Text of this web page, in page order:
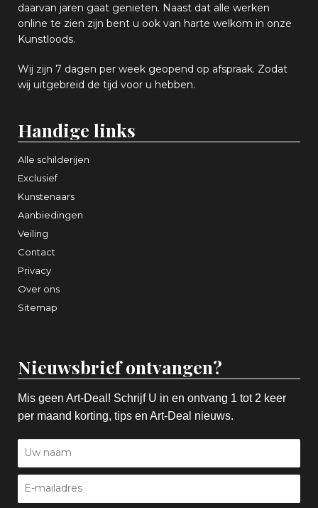
daarvan jaren gaat genieten. Naast dat alle werken
online te zien zijn bent u ook van harte welkom in onze
Kunstloods.
Wij zijn 7 dagen per week geopend op afspraak. Zodat
wij uitgebreid de tijd voor u hebben.
Handige links
Alle schilderijen
Exclusief
Kunstenaars
Aanbiedingen
Veiling
Contact
Privacy
Over ons
Sitemap
Nieuwsbrief ontvangen?
Mis geen Art-Deal! Schrijf U in en ontvang 1 tot 2 keer
per maand korting, tips en Art-Deal nieuws.